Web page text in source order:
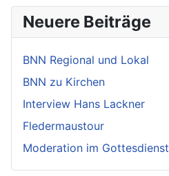
Neuere Beiträge
BNN Regional und Lokal
BNN zu Kirchen
Interview Hans Lackner
Fledermaustour
Moderation im Gottesdienst